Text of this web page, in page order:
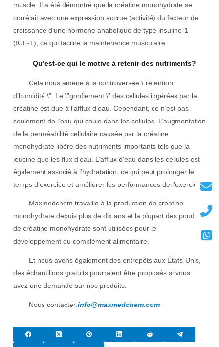
muscle. Il a été démontré que la créatine monohydrate se
corrélait avec une expression accrue (activité) du facteur de
croissance d’une hormone anabolique de type insuline-1
(IGF-1), ce qui facilite la maintenance musculaire.
Qu’est-ce qui le motive à retenir des nutriments?
Cela nous amène à la controversée \”rétention
d’humidité \”. Le \”gonflement \” des cellules ingérées par la
créatine est due à l’afflux d’eau. Cependant, ce n’est pas
seulement de l’eau qui coule dans les cellules. L’augmentation
de la perméabilité cellulaire causée par la créatine
monohydrate libère des nutriments importants tels que la
leucine que les flux d’eau. L’afflux d’eau dans les cellules est
également associé à l’hydratation, ce qui peut prolonger le
temps d’exercice et améliorer les performances de l’exercice.
Maxmedchem travaille à la production de créatine
monohydrate depuis plus de dix ans et la plupart des poudre
de créatine monohydrate sont utilisées pour le
développement du complément alimentaire.
Et nous avons également des entrepôts aux États-Unis,
des échantillons gratuits pourraient être proposés si vous
avez une demande sur nos produits.
Nous contacter:info@maxmedchem.com